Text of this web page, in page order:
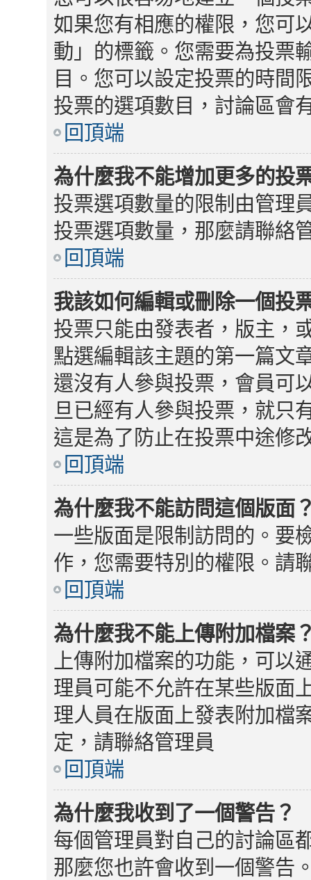
如果您有相應的權限，您可
動」的標籤。您需要為投票
目。您可以設定投票的時間
投票的選項數目，討論區會
回頂端
為什麼我不能增加更多的投
投票選項數量的限制由管理
投票選項數量，那麼請聯絡
回頂端
我該如何編輯或刪除一個投
投票只能由發表者，版主，
點選編輯該主題的第一篇文
還沒有人參與投票，會員可
旦已經有人參與投票，就只
這是為了防止在投票中途修
回頂端
為什麼我不能訪問這個版面
一些版面是限制訪問的。要
作，您需要特別的權限。請
回頂端
為什麼我不能上傳附加檔案
上傳附加檔案的功能，可以
理員可能不允許在某些版面
理人員在版面上發表附加檔
定，請聯絡管理員
回頂端
為什麼我收到了一個警告？
每個管理員對自己的討論區
那麼您也許會收到一個警告